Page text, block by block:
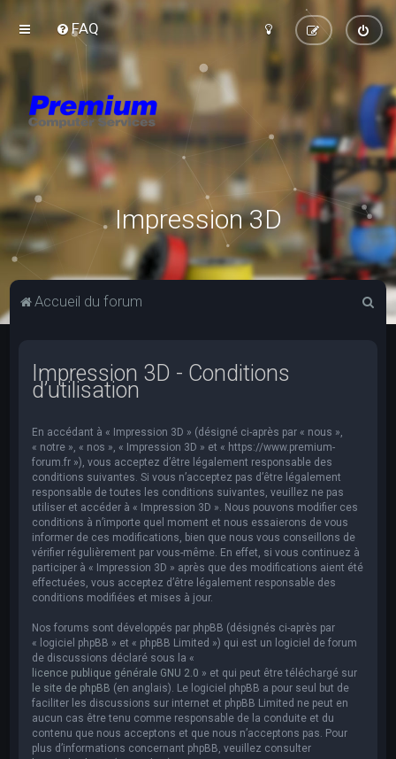
FAQ
Impression 3D
Accueil du forum
Impression 3D - Conditions
d’utilisation
En accédant à « Impression 3D » (désigné ci-après par « nous »,
« notre », « nos », « Impression 3D » et « https://www.premium-
forum.fr »), vous acceptez d’être légalement responsable des
conditions suivantes. Si vous n’acceptez pas d’être légalement
responsable de toutes les conditions suivantes, veuillez ne pas
utiliser et accéder à « Impression 3D ». Nous pouvons modifier ces
conditions à n’importe quel moment et nous essaierons de vous
informer de ces modifications, bien que nous vous conseillons de
vérifier régulièrement par vous-même. En effet, si vous continuez à
participer à « Impression 3D » après que des modifications aient été
effectuées, vous acceptez d’être légalement responsable des
conditions modifiées et mises à jour.
Nos forums sont développés par phpBB (désignés ci-après par
« logiciel phpBB » et « phpBB Limited ») qui est un logiciel de forum
de discussions déclaré sous la «
licence publique générale GNU 2.0 » et qui peut être téléchargé sur
le site de phpBB (en anglais). Le logiciel phpBB a pour seul but de
faciliter les discussions sur internet et phpBB Limited ne peut en
aucun cas être tenu comme responsable de la conduite et du
contenu que nous acceptons et que nous n’acceptons pas. Pour
plus d’informations concernant phpBB, veuillez consulter